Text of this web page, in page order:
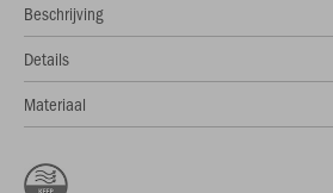
Beschrijving
Details
Materiaal